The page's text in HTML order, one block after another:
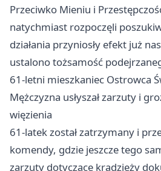
Przeciwko Mieniu i
natychmiast rozpoczęli
działania przyniosły efekt już
ustalono tożsamość
61-letni mieszkaniec Ostrowca
Mężczyzna usłyszał zarzuty i
więzienia
61-latek został zatrzymany i
komendy, gdzie jeszcze tego
zarzuty dotyczące kradzieży